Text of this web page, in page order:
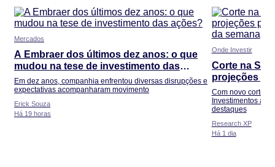
Mercados
A Embraer dos últimos dez anos: o que
mudou na tese de investimento das
ações?
Em dez anos, companhia enfrentou diversas disrupções e
expectativas acompanharam movimento
Erick Souza
Há 19 horas
Onde Investir
Corte na
projeções
destaques
Com novo corte
Investimentos
destaques
Research XP
Há 1 dia